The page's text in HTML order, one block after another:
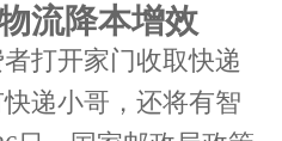
流降本增效
打开家门收取快递
递小哥，还将有智